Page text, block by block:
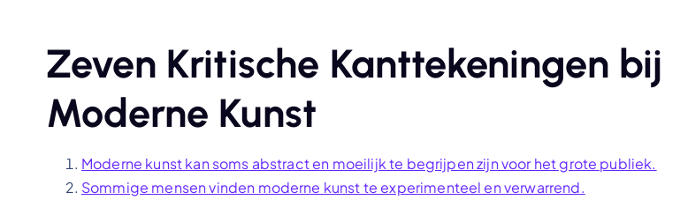
Zeven Kritische Kanttekeningen bij
Moderne Kunst
Moderne kunst kan soms abstract en moeilijk te begrijpen zijn voor het grote publiek.
Sommige mensen vinden moderne kunst te experimenteel en verwarrend.